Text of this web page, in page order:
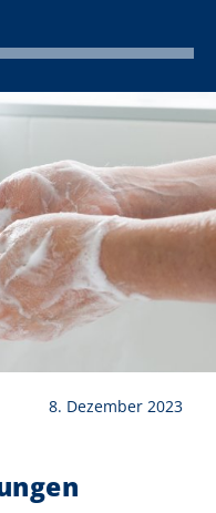
8. Dezember 2023